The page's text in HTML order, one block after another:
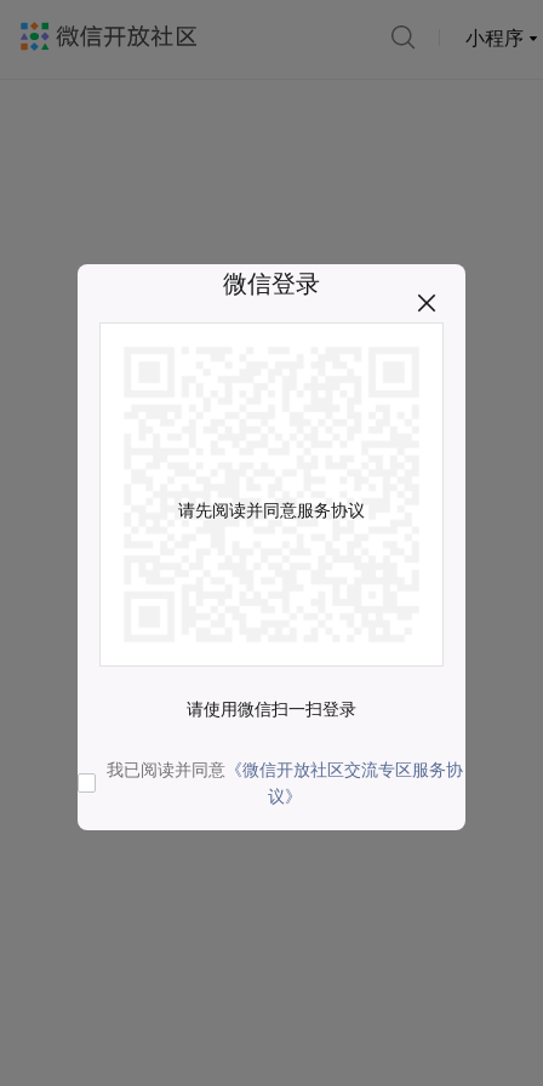
小程序
微信登录
请先阅读并同意服务协议
请使用微信扫一扫登录
我已阅读并同意 《微信开放社区交流专区服务协
议》